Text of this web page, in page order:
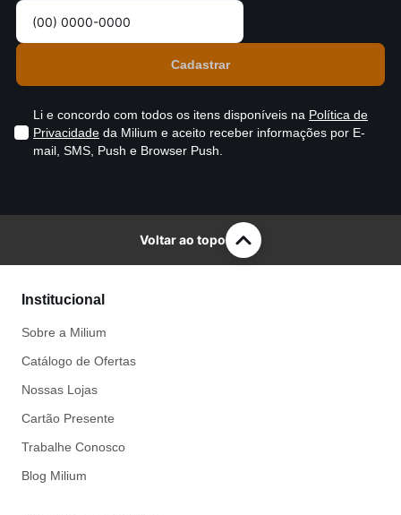
Li e concordo com todos os itens disponíveis na Política de
Privacidade da Milium e aceito receber informações por E-
mail, SMS, Push e Browser Push.
Voltar ao topo
Institucional
Sobre a Milium
Catálogo de Ofertas
Nossas Lojas
Cartão Presente
Trabalhe Conosco
Blog Milium